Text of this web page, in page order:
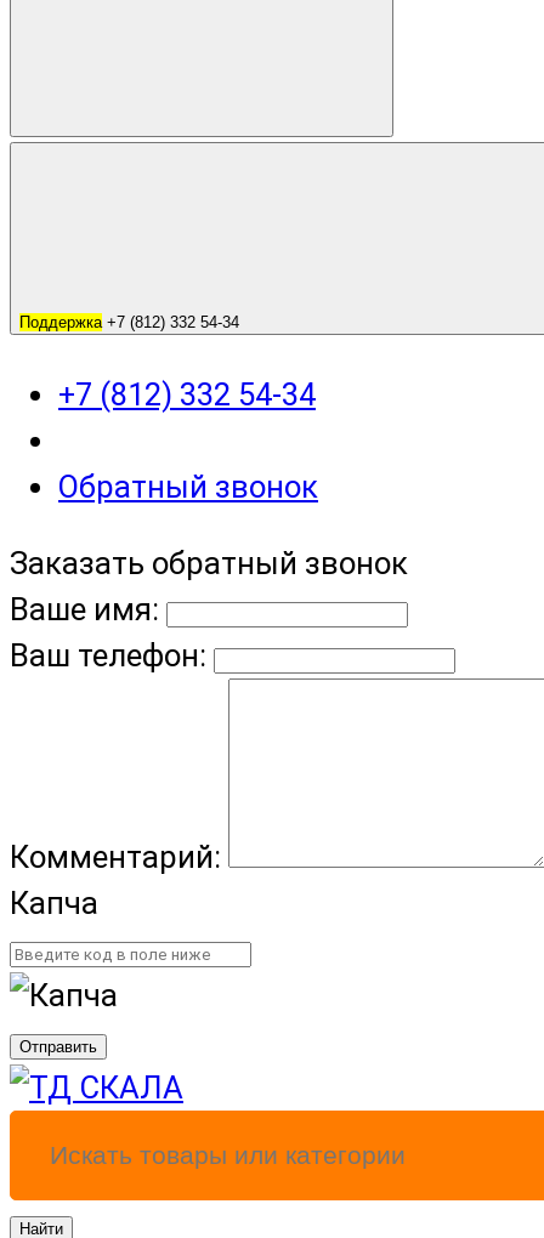
Поддержка +7 (812) 332 54-34
+7 (812) 332 54-34
Обратный звонок
Заказать обратный звонок
Ваше имя:
Ваш телефон:
Комментарий:
Капча
Отправить
Найти